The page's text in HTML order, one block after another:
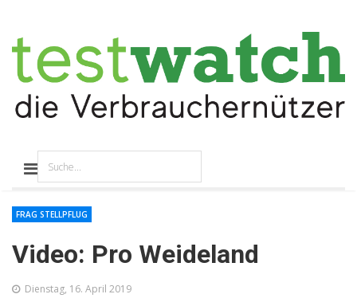
Video: Pro Weideland
FRAG STELLPFLUG
Dienstag, 16. April 2019